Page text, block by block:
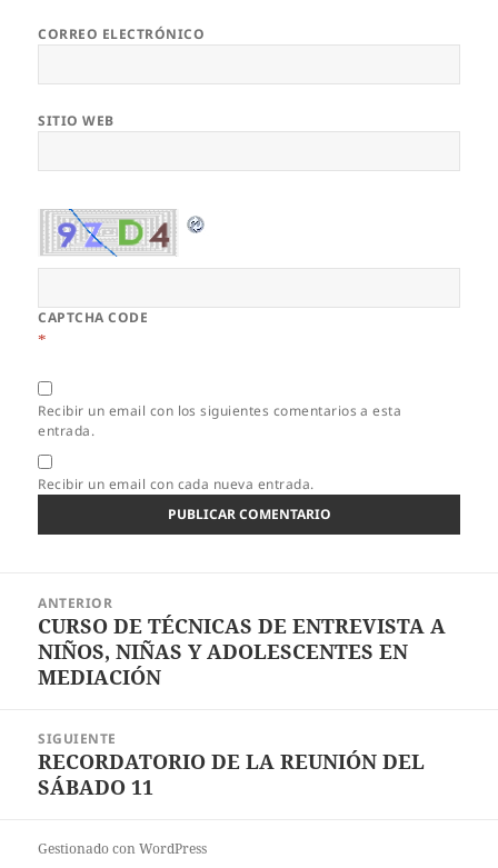
CORREO ELECTRÓNICO
SITIO WEB
CAPTCHA CODE
*
Recibir un email con los siguientes comentarios a esta
entrada.
Recibir un email con cada nueva entrada.
entradas
ANTERIOR
Entrada
anterior:
CURSO DE TÉCNICAS DE ENTREVISTA A
NIÑOS, NIÑAS Y ADOLESCENTES EN
MEDIACIÓN
SIGUIENTE
Entrada
siguiente:
RECORDATORIO DE LA REUNIÓN DEL
SÁBADO 11
Gestionado con WordPress